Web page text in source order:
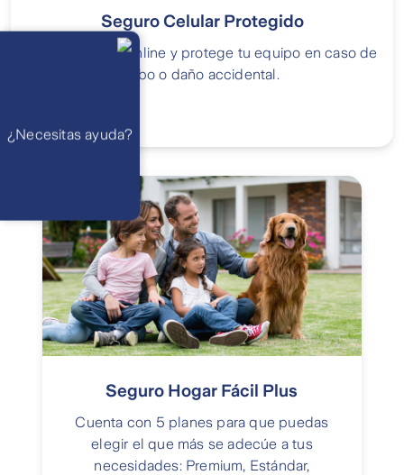
Seguro Celular Protegido
Contrata 100% online y protege tu equipo en caso de
robo o daño accidental.
Seguro Hogar Fácil Plus
Cuenta con 5 planes para que puedas
elegir el que más se adecúe a tus
necesidades: Premium, Estándar,
¿Necesitas ayuda?
WhatsApp
Atención 24